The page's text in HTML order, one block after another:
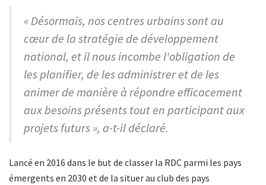
« Désormais, nos centres urbains sont au
cœur de la stratégie de développement
national, et il nous incombe l'obligation de
les planifier, de les administrer et de les
animer de manière à répondre efficacement
aux besoins présents tout en participant aux
projets futurs », a-t-il déclaré.
Lancé en 2016 dans le but de classer la RDC parmi les pays
émergents en 2030 et de la situer au club des pays